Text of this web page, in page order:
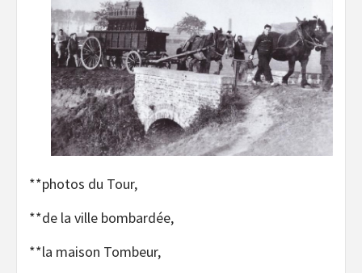
**photos du Tour,
**de la ville bombardée,
**la maison Tombeur,